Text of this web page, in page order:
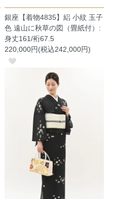
銀座【着物4835】絽 小紋 玉子
色 遠山に秋草の図（畳紙付）:
身丈161/裄67.5
220,000円(税込242,000円)